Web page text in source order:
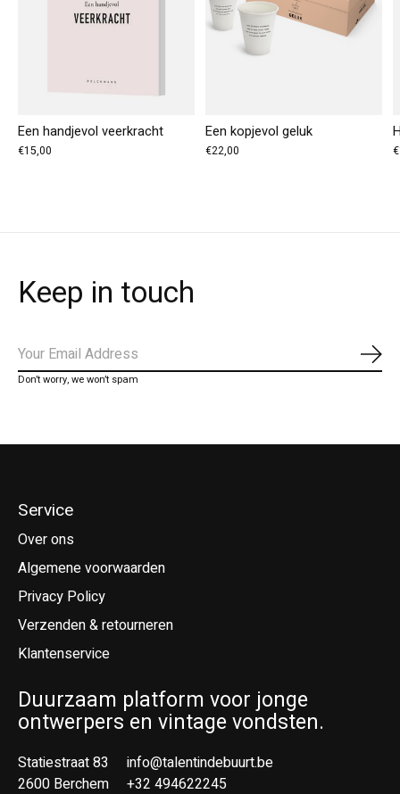
Een handjevol veerkracht
€15,00
Een kopjevol geluk
€22,00
Keep in touch
Don’t worry, we won’t spam
Service
Over ons
Algemene voorwaarden
Privacy Policy
Verzenden & retourneren
Klantenservice
Duurzaam platform voor jonge
ontwerpers en vintage vondsten.
Statiestraat 83
2600 Berchem
info@talentindebuurt.be
+32 494622245